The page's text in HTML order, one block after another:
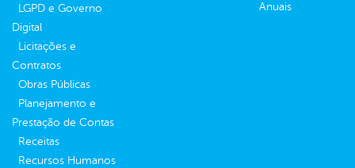
LGPD e Governo
Digital
Licitações e
Contratos
Obras Públicas
Planejamento e
Prestação de Contas
Receitas
Recursos Humanos
Anuais